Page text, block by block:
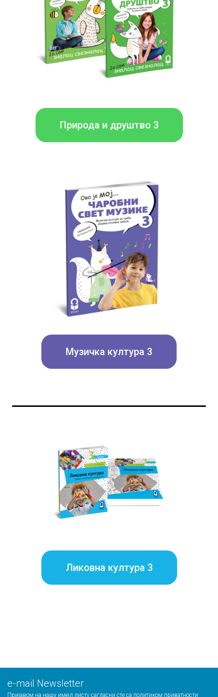
Природа и друштво 3
Музичка култура 3
Ликовна култура 3
е-mail Newsletter
Пријавом на нашу имејл листу сагласни сте са политиком приватности